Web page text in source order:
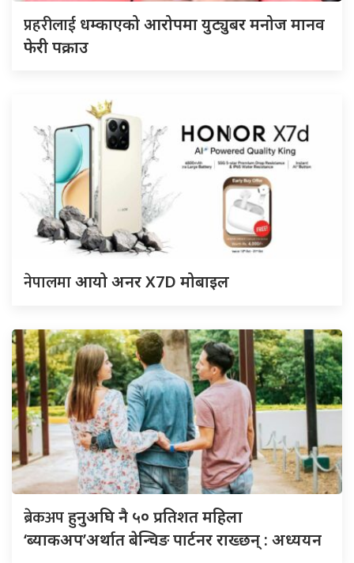
प्रहरीलाई धम्काएको आरोपमा युट्युबर मनोज मानव
फेरी पक्राउ
नेपालमाआयो अनर X7D मोबाइल
ब्रेकअपहुनुअघि नै ५० प्रतिशत महिला
‘ब्याकअप’अर्थात बेन्चिङ पार्टनर राख्छन् : अध्ययन